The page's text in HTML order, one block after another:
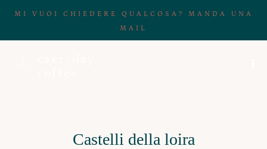
MI VUOI CHIEDERE QUALCOSA? MANDA UNA
MAIL
Castelli della loira